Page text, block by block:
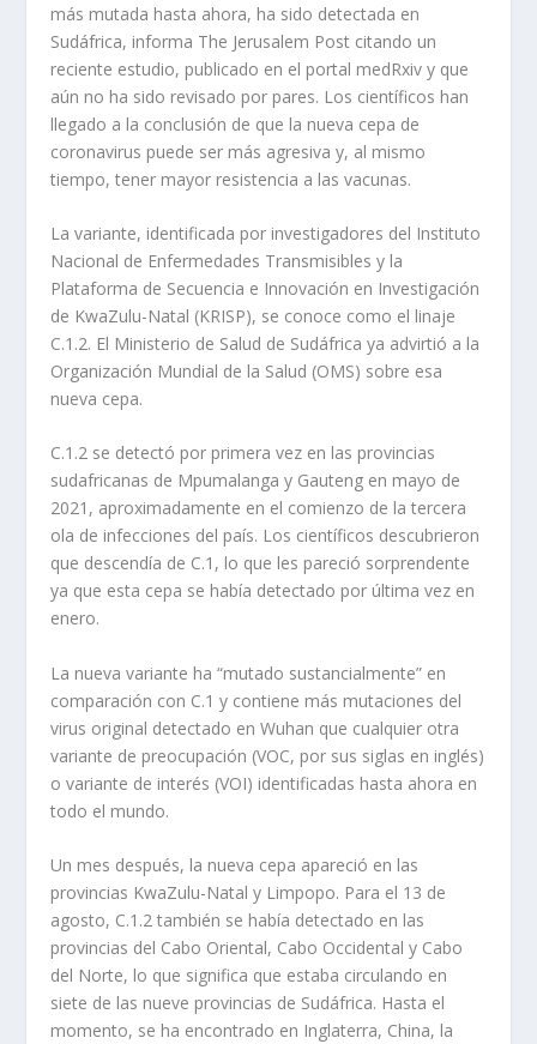
más mutada hasta ahora, ha sido detectada en
Sudáfrica, informa The Jerusalem Post citando un
reciente estudio, publicado en el portal medRxiv y que
aún no ha sido revisado por pares. Los científicos han
llegado a la conclusión de que la nueva cepa de
coronavirus puede ser más agresiva y, al mismo
tiempo, tener mayor resistencia a las vacunas.
La variante, identificada por investigadores del Instituto
Nacional de Enfermedades Transmisibles y la
Plataforma de Secuencia e Innovación en Investigación
de KwaZulu-Natal (KRISP), se conoce como el linaje
C.1.2. El Ministerio de Salud de Sudáfrica ya advirtió a la
Organización Mundial de la Salud (OMS) sobre esa
nueva cepa.
C.1.2 se detectó por primera vez en las provincias
sudafricanas de Mpumalanga y Gauteng en mayo de
2021, aproximadamente en el comienzo de la tercera
ola de infecciones del país. Los científicos descubrieron
que descendía de C.1, lo que les pareció sorprendente
ya que esta cepa se había detectado por última vez en
enero.
La nueva variante ha “mutado sustancialmente” en
comparación con C.1 y contiene más mutaciones del
virus original detectado en Wuhan que cualquier otra
variante de preocupación (VOC, por sus siglas en inglés)
o variante de interés (VOI) identificadas hasta ahora en
todo el mundo.
Un mes después, la nueva cepa apareció en las
provincias KwaZulu-Natal y Limpopo. Para el 13 de
agosto, C.1.2 también se había detectado en las
provincias del Cabo Oriental, Cabo Occidental y Cabo
del Norte, lo que significa que estaba circulando en
siete de las nueve provincias de Sudáfrica. Hasta el
momento, se ha encontrado en Inglaterra, China, la